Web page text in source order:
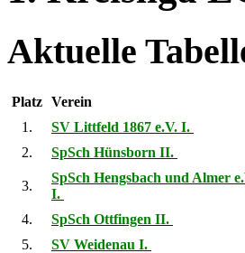
Aktuelle
Platz Verein
1.
SV Littfeld 1867 e.V. I.
2.
SpSch Hünsborn II.
3.
SpSch Hengsbach und Almer
I.
4. SpSch Ottfingen II.
5.
SV Weidenau I.